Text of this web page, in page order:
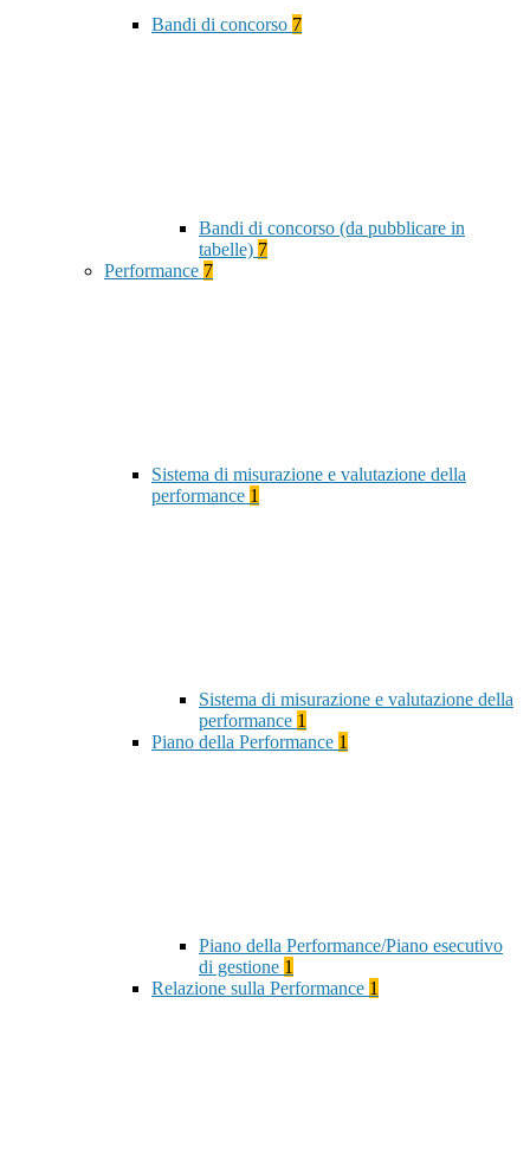
Bandi di concorso 7
Bandi di concorso (da pubblicare in
tabelle) 7
Performance 7
Sistema di misurazione e valutazione della
performance 1
Sistema di misurazione e valutazione della
performance 1
Piano della Performance 1
Piano della Performance/Piano esecutivo
di gestione 1
Relazione sulla Performance 1